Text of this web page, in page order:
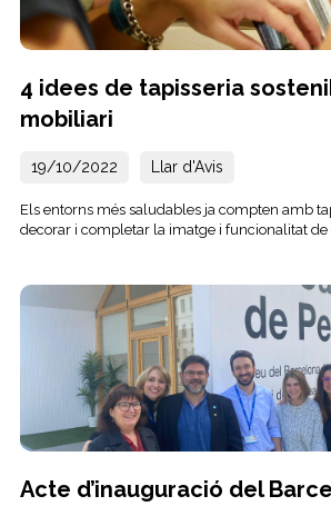
4 idees de tapisseria
mobiliari
19/10/2022 Llar d'Avis
Els entorns més saludables ja compten amb
decorar i completar la imatge i funcionalitat de
Acte d’inauguració del